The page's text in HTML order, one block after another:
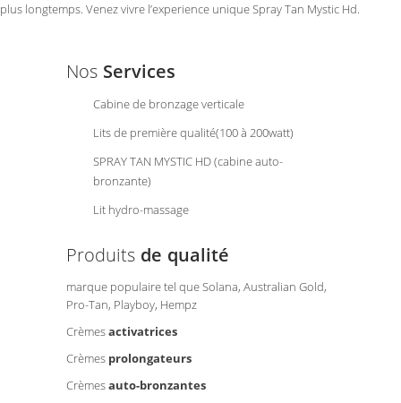
plus longtemps. Venez vivre l’experience unique Spray Tan Mystic Hd.
Nos Services
Cabine de bronzage verticale
Lits de première qualité(100 à 200watt)
SPRAY TAN MYSTIC HD (cabine auto-
bronzante)
Lit hydro-massage
Produits de qualité
marque populaire tel que Solana, Australian Gold,
Pro-Tan, Playboy, Hempz
Crèmesactivatrices
Crèmes prolongateurs
Crèmesauto-bronzantes